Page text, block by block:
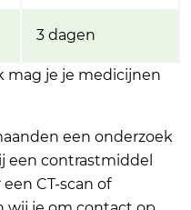
3 dagen
mag je je medicijnen
een onderzoek
een contrastmiddel
CT-scan of